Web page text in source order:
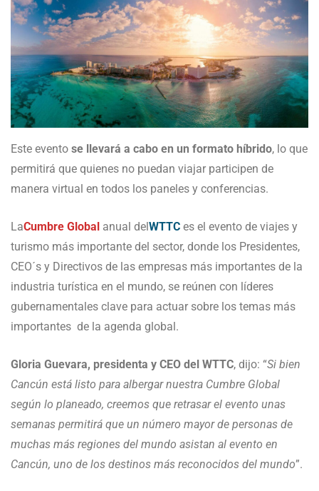
Este evento se llevará a cabo en un formato híbrido, lo que
permitirá que quienes no puedan viajar participen de
manera virtual en todos los paneles y conferencias.
LaCumbre Global anual del WTTC es el evento de viajes y
turismo más importante del sector, donde los Presidentes,
CEO´s y Directivos de las empresas más importantes de la
industria turística en el mundo, se reúnen con líderes
gubernamentales clave para actuar sobre los temas más
importantes de la agenda global.
Gloria Guevara, presidenta y CEO del WTTC, dijo: “Si bien
Cancún está listo para albergar nuestra Cumbre Global
según lo planeado, creemos que retrasar el evento unas
semanas permitirá que un número mayor de personas de
muchas más regiones del mundo asistan al evento en
Cancún, uno de los destinos más reconocidos del mundo”.